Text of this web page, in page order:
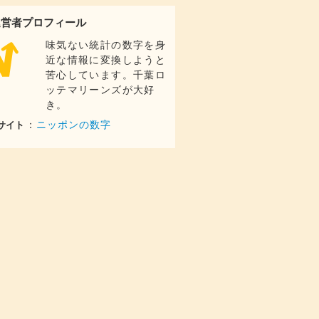
者プロフィール
味気ない統計の数字を身
近な情報に変換しようと
苦心しています。千葉ロ
ッテマリーンズが大好
き。
イト ： ニッポンの数字